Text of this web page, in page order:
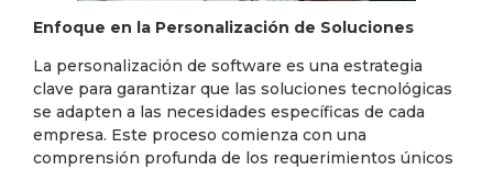
Enfoque en la Personalización de Soluciones
La personalización de software es una estrategia
clave para garantizar que las soluciones tecnológicas
se adapten a las necesidades específicas de cada
empresa. Este proceso comienza con una
comprensión profunda de los requerimientos únicos